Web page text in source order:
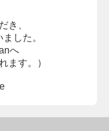
き、
した。
へ
ます。）